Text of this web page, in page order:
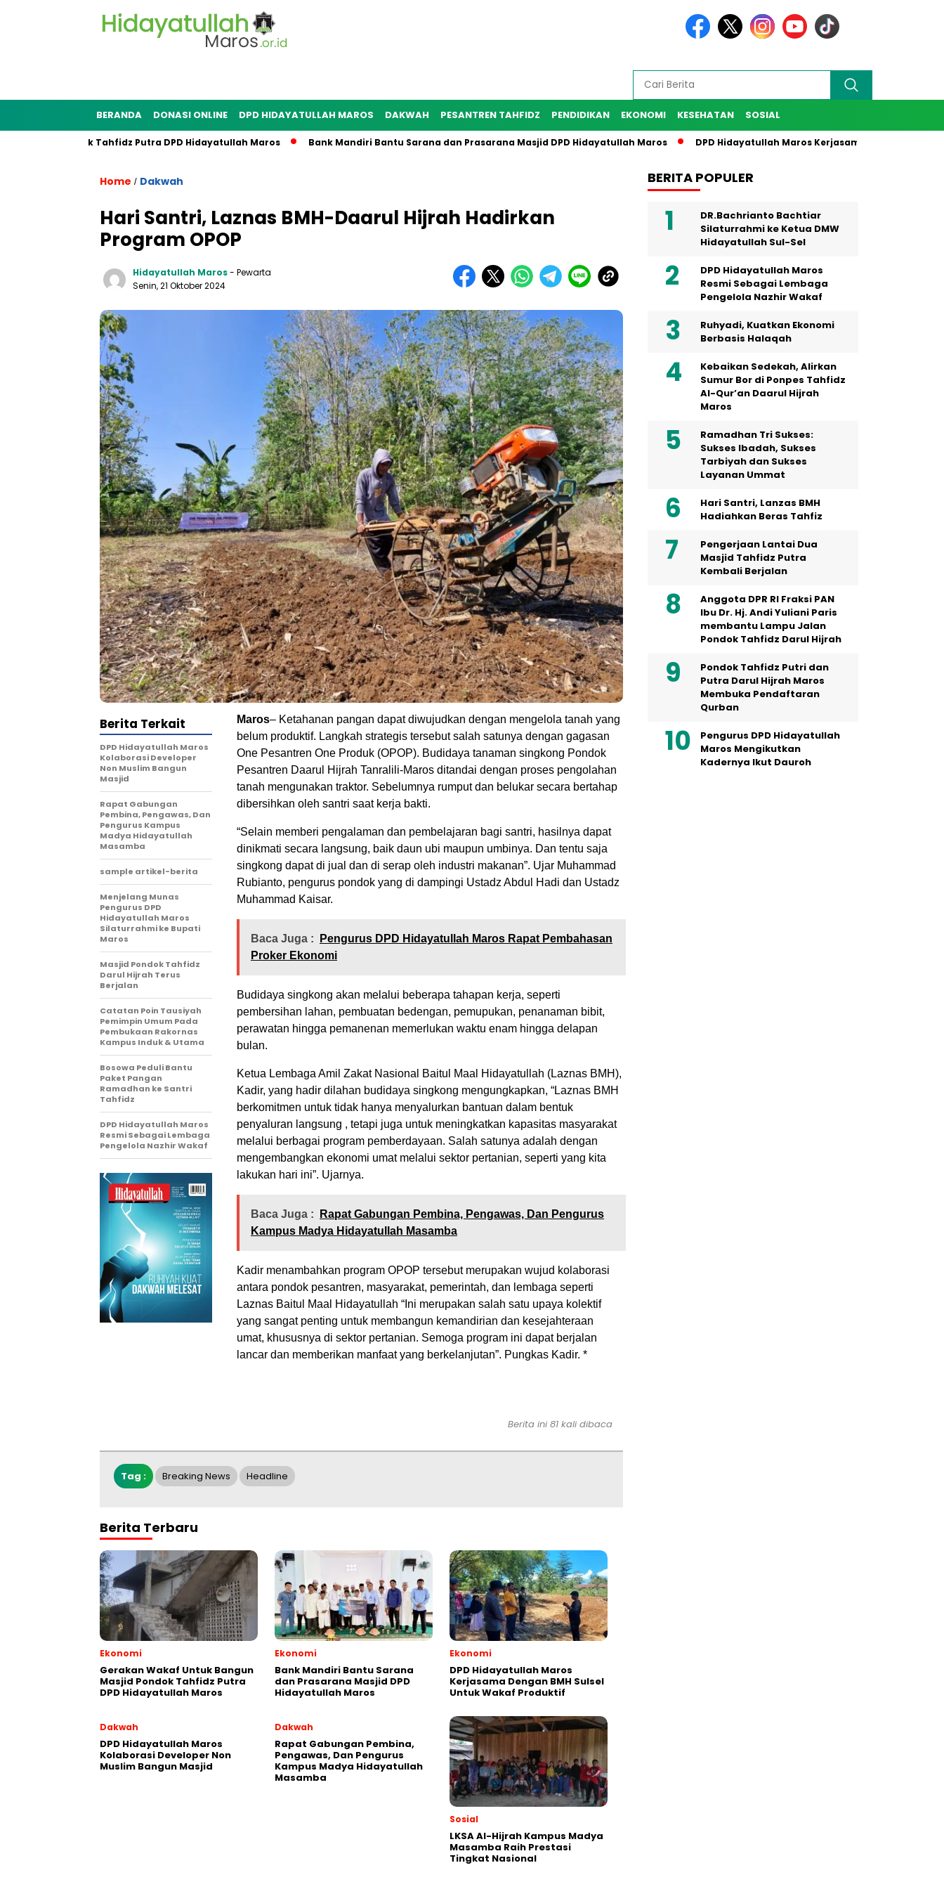
BERANDA DONASI ONLINE DPD HIDAYATULLAH MAROS DAKWAH PESANTREN TAHFIDZ PENDIDIKAN EKONOMI KESEHATAN SOSIAL
Pondok Tahfidz Putra DPD Hidayatullah Maros Bank Mandiri Bantu Sarana dan Prasarana Masjid DPD Hidayatullah Maros DPD Hidayatullah Maros Kerjasama Dengan BMH Sulsel
Home / Dakwah
Hari Santri, Laznas BMH-Daarul Hijrah Hadirkan
Program OPOP
Hidayatullah Maros- Pewarta
Senin, 21 Oktober 2024
Maros– Ketahanan pangan dapat diwujudkan dengan mengelola tanah yang
belum produktif. Langkah strategis tersebut salah satunya dengan gagasan
One Pesantren One Produk (OPOP). Budidaya tanaman singkong Pondok
Pesantren Daarul Hijrah Tanralili-Maros ditandai dengan proses pengolahan
tanah mengunakan traktor. Sebelumnya rumput dan belukar secara bertahap
dibersihkan oleh santri saat kerja bakti.
“Selain memberi pengalaman dan pembelajaran bagi santri, hasilnya dapat
dinikmati secara langsung, baik daun ubi maupun umbinya. Dan tentu saja
singkong dapat di jual dan di serap oleh industri makanan”. Ujar Muhammad
Rubianto, pengurus pondok yang di dampingi Ustadz Abdul Hadi dan Ustadz
Muhammad Kaisar.
Baca Juga :
Pengurus DPD Hidayatullah Maros Rapat Pembahasan
Proker Ekonomi
Budidaya singkong akan melalui beberapa tahapan kerja, seperti
pembersihan lahan, pembuatan bedengan, pemupukan, penanaman bibit,
perawatan hingga pemanenan memerlukan waktu enam hingga delapan
bulan.
Ketua Lembaga Amil Zakat Nasional Baitul Maal Hidayatullah (Laznas BMH),
Kadir, yang hadir dilahan budidaya singkong mengungkapkan, “Laznas BMH
berkomitmen untuk tidak hanya menyalurkan bantuan dalam bentuk
penyaluran langsung , tetapi juga untuk meningkatkan kapasitas masyarakat
melalui berbagai program pemberdayaan. Salah satunya adalah dengan
mengembangkan ekonomi umat melalui sektor pertanian, seperti yang kita
lakukan hari ini”. Ujarnya.
Baca Juga :
Rapat Gabungan Pembina, Pengawas, Dan Pengurus
Kampus Madya Hidayatullah Masamba
Kadir menambahkan program OPOP tersebut merupakan wujud kolaborasi
antara pondok pesantren, masyarakat, pemerintah, dan lembaga seperti
Laznas Baitul Maal Hidayatullah “Ini merupakan salah satu upaya kolektif
yang sangat penting untuk membangun kemandirian dan kesejahteraan
umat, khususnya di sektor pertanian. Semoga program ini dapat berjalan
lancar dan memberikan manfaat yang berkelanjutan”. Pungkas Kadir. *
Berita Terkait
DPD Hidayatullah Maros
Kolaborasi Developer
Non Muslim Bangun
Masjid
Rapat Gabungan
Pembina, Pengawas, Dan
Pengurus Kampus
Madya Hidayatullah
Masamba
sample artikel-berita
Menjelang Munas
Pengurus DPD
Hidayatullah Maros
Silaturrahmi ke Bupati
Maros
Masjid Pondok Tahfidz
Darul Hijrah Terus
Berjalan
Catatan Poin Tausiyah
Pemimpin Umum Pada
Pembukaan Rakornas
Kampus Induk & Utama
Bosowa Peduli Bantu
Paket Pangan
Ramadhan ke Santri
Tahfidz
DPD Hidayatullah Maros
Resmi Sebagai Lembaga
Pengelola Nazhir Wakaf
Berita ini 81 kali dibaca
Tag : Breaking News Headline
Berita Terbaru
Ekonomi
Gerakan Wakaf Untuk Bangun
Masjid Pondok Tahfidz Putra
DPD Hidayatullah Maros
Ekonomi
Bank Mandiri Bantu Sarana
dan Prasarana Masjid DPD
Hidayatullah Maros
Ekonomi
DPD Hidayatullah Maros
Kerjasama Dengan BMH Sulsel
Untuk Wakaf Produktif
Dakwah
DPD Hidayatullah Maros
Kolaborasi Developer Non
Muslim Bangun Masjid
Dakwah
Rapat Gabungan Pembina,
Pengawas, Dan Pengurus
Kampus Madya Hidayatullah
Masamba
Sosial
LKSA Al-Hijrah Kampus Madya
Masamba Raih Prestasi
Tingkat Nasional
BERITA POPULER
DR.Bachrianto Bachtiar
Silaturrahmi ke Ketua DMW
Hidayatullah Sul-Sel
DPD Hidayatullah Maros
Resmi Sebagai Lembaga
Pengelola Nazhir Wakaf
Ruhyadi, Kuatkan Ekonomi
Berbasis Halaqah
Kebaikan Sedekah, Alirkan
Sumur Bor di Ponpes Tahfidz
Al-Qur’an Daarul Hijrah
Maros
Ramadhan Tri Sukses:
Sukses Ibadah, Sukses
Tarbiyah dan Sukses
Layanan Ummat
Hari Santri, Lanzas BMH
Hadiahkan Beras Tahfiz
Pengerjaan Lantai Dua
Masjid Tahfidz Putra
Kembali Berjalan
Anggota DPR RI Fraksi PAN
Ibu Dr. Hj. Andi Yuliani Paris
membantu Lampu Jalan
Pondok Tahfidz Darul Hijrah
Pondok Tahfidz Putri dan
Putra Darul Hijrah Maros
Membuka Pendaftaran
Qurban
Pengurus DPD Hidayatullah
Maros Mengikutkan
Kadernya Ikut Dauroh